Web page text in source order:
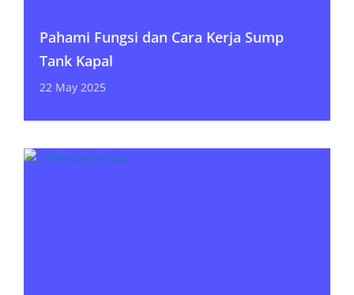
Pahami Fungsi dan Cara Kerja Sump
Tank Kapal
22 May 2025